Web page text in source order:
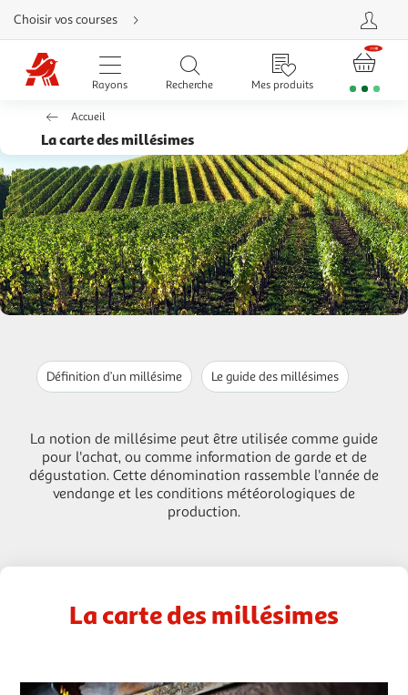
Aller
directement
au
contenu
Aller
directement
Aller
directement
la
navigation
Aller
directement
à
la
rubrique
besoin
d'aide
Choisir vos courses
Rayons Recherche Mes produits
Accueil
La carte des millésimes
Définition d’un millésime Le guide des millésimes
La notion de millésime peut être utilisée comme guide
pour l'achat, ou comme information de garde et de
dégustation. Cette dénomination rassemble l'année de
vendange et les conditions météorologiques de
production.
La carte des millésimes